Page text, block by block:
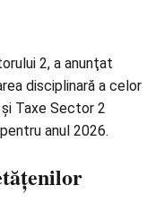
2, a anunţat
disciplinară a celor
Taxe Sector 2
anul 2026.